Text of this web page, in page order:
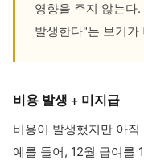
영향을 주지 않는다
발생한다"는 보기가
비용 발생 + 미지급
비용이 발생했지만 아
예를 들어, 12월 급여를